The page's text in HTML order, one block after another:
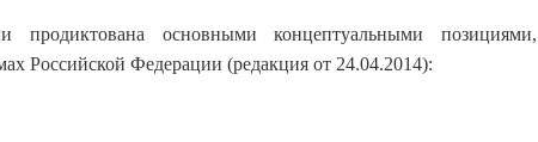
продиктована основными концептуальными позициями,
Российской Федерации (редакция от 24.04.2014):